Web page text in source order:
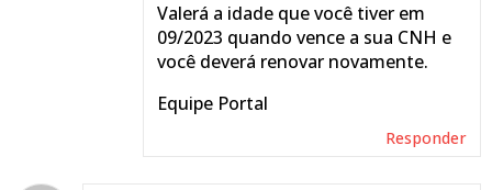
Valerá a idade que você tiver em
09/2023 quando vence a sua CNH e
você deverá renovar novamente.
Equipe Portal
Responder